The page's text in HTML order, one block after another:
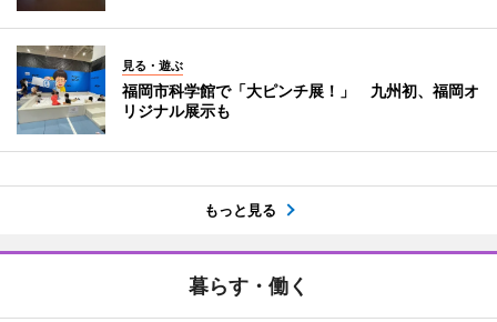
見る・遊ぶ
福岡市科学館で「大ピンチ展！」 九州初、福岡オ
リジナル展示も
もっと見る
暮らす・働く